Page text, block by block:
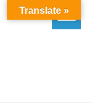
Translate »